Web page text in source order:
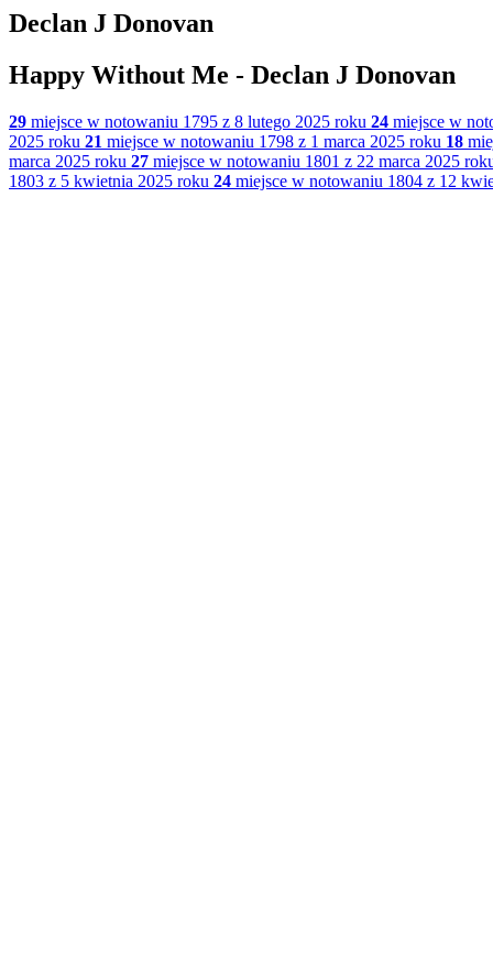
Declan J Donovan
Happy Without Me - Declan J Donovan
29 miejsce w notowaniu 1795 z 8 lutego 2025 roku 24 miejsce w
2025 roku 21 miejsce w notowaniu 1798 z 1 marca 2025 roku 18
marca 2025 roku 27 miejsce w notowaniu 1801 z 22 marca 2025
1803 z 5 kwietnia 2025 roku 24 miejsce w notowaniu 1804 z 12